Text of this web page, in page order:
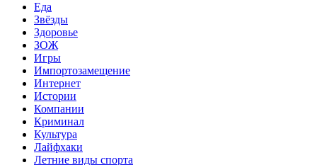
Еда
Звёзды
Здоровье
ЗОЖ
Игры
Импортозамещение
Интернет
Истории
Компании
Криминал
Культура
Лайфхаки
Летние виды спорта